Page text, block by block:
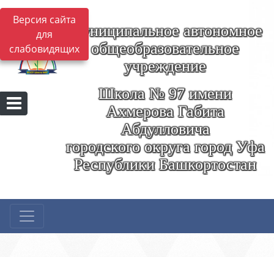
Версия сайта
для
слабовидящих
Муниципальное автономное
общеобразовательное
учреждение
Школа № 97 имени
Ахмерова Габита
Абдулловича
городского округа город Уфа
Республики Башкортостан